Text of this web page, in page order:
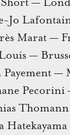
Jo
Marat —
—
—
Pecorini